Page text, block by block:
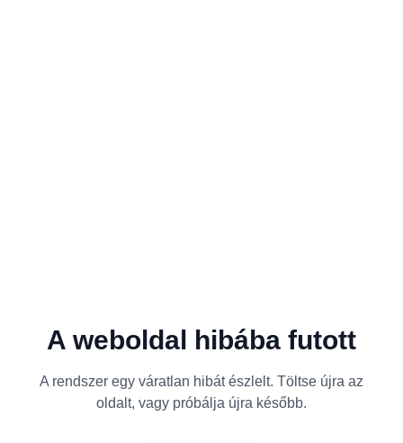
A weboldal hibába futott
A rendszer egy váratlan hibát észlelt. Töltse újra az
oldalt, vagy próbálja újra később.